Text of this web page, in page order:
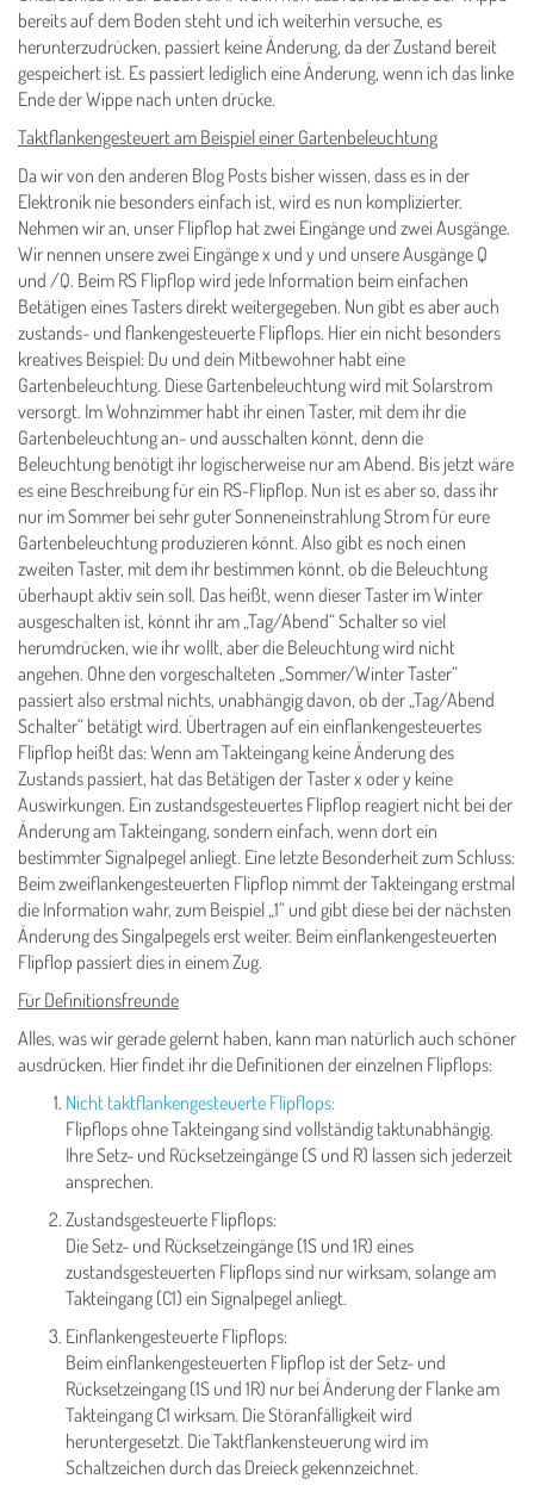
bereits auf dem Boden steht und ich weiterhin versuche, es
herunterzudrücken, passiert keine Änderung, da der Zustand bereit
gespeichert ist. Es passiert lediglich eine Änderung, wenn ich das linke
Ende der Wippe nach unten drücke.
Taktflankengesteuert am Beispiel einer Gartenbeleuchtung
Da wir von den anderen Blog Posts bisher wissen, dass es in der
Elektronik nie besonders einfach ist, wird es nun komplizierter.
Nehmen wir an, unser Flipflop hat zwei Eingänge und zwei Ausgänge.
Wir nennen unsere zwei Eingänge x und y und unsere Ausgänge Q
und /Q. Beim RS Flipflop wird jede Information beim einfachen
Betätigen eines Tasters direkt weitergegeben. Nun gibt es aber auch
zustands- und flankengesteuerte Flipflops. Hier ein nicht besonders
kreatives Beispiel: Du und dein Mitbewohner habt eine
Gartenbeleuchtung. Diese Gartenbeleuchtung wird mit Solarstrom
versorgt. Im Wohnzimmer habt ihr einen Taster, mit dem ihr die
Gartenbeleuchtung an- und ausschalten könnt, denn die
Beleuchtung benötigt ihr logischerweise nur am Abend. Bis jetzt wäre
es eine Beschreibung für ein RS-Flipflop. Nun ist es aber so, dass ihr
nur im Sommer bei sehr guter Sonneneinstrahlung Strom für eure
Gartenbeleuchtung produzieren könnt. Also gibt es noch einen
zweiten Taster, mit dem ihr bestimmen könnt, ob die Beleuchtung
überhaupt aktiv sein soll. Das heißt, wenn dieser Taster im Winter
ausgeschalten ist, könnt ihr am „Tag/Abend“ Schalter so viel
herumdrücken, wie ihr wollt, aber die Beleuchtung wird nicht
angehen. Ohne den vorgeschalteten „Sommer/Winter Taster“
passiert also erstmal nichts, unabhängig davon, ob der „Tag/Abend
Schalter“ betätigt wird. Übertragen auf ein einflankengesteuertes
Flipflop heißt das: Wenn am Takteingang keine Änderung des
Zustands passiert, hat das Betätigen der Taster x oder y keine
Auswirkungen. Ein zustandsgesteuertes Flipflop reagiert nicht bei der
Änderung am Takteingang, sondern einfach, wenn dort ein
bestimmter Signalpegel anliegt. Eine letzte Besonderheit zum Schluss:
Beim zweiflankengesteuerten Flipflop nimmt der Takteingang erstmal
die Information wahr, zum Beispiel „1“ und gibt diese bei der nächsten
Änderung des Singalpegels erst weiter. Beim einflankengesteuerten
Flipflop passiert dies in einem Zug.
Für Definitionsfreunde
Alles, was wir gerade gelernt haben, kann man natürlich auch schöner
ausdrücken. Hier findet ihr die Definitionen der einzelnen Flipflops:
Nicht taktflankengesteuerte Flipflops:
Flipflops ohne Takteingang sind vollständig taktunabhängig.
Ihre Setz- und Rücksetzeingänge (S und R) lassen sich jederzeit
ansprechen.
Zustandsgesteuerte Flipflops:
Die Setz- und Rücksetzeingänge (1S und 1R) eines
zustandsgesteuerten Flipflops sind nur wirksam, solange am
Takteingang (C1) ein Signalpegel anliegt.
Einflankengesteuerte Flipflops:
Beim einflankengesteuerten Flipflop ist der Setz- und
Rücksetzeingang (1S und 1R) nur bei Änderung der Flanke am
Takteingang C1 wirksam. Die Störanfälligkeit wird
heruntergesetzt. Die Taktflankensteuerung wird im
Schaltzeichen durch das Dreieck gekennzeichnet.